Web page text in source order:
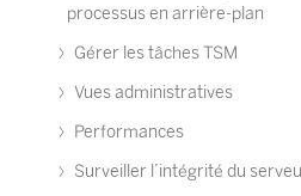
processus en arrière-plan
Gérer les tâches TSM
Vues administratives
Performances
Surveiller l’intégrité du